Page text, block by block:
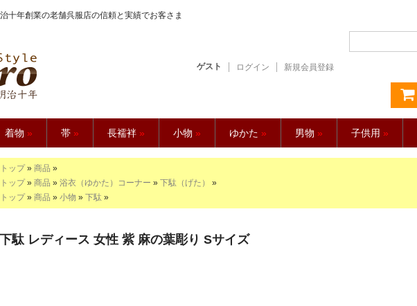
十年創業の老舗呉服店の信頼と実績でお客さま
久五郎】
ゲスト ログイン 新規会員登録
着物 » 帯 » 長襦袢 » 小物 » ゆかた » 男物 » 子供用 »
ップ» 商品 »
ップ» 商品 » 浴衣（ゆかた）コーナー » 下駄（げた）
»
ップ» 商品 » 小物 » 下駄 »
下駄 レディース 女性 紫 麻の葉彫り Sサイズ